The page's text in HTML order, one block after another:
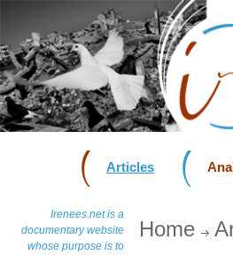
Articles
Irenees.net is a
documentary website
whose purpose is to
Home